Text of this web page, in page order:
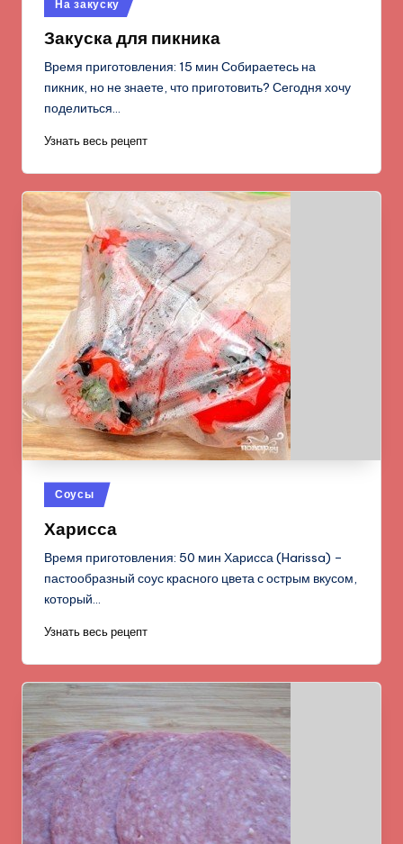
в
На закуску
Закуска для пикника
Время приготовления: 15 мин Собираетесь на
пикник, но не знаете, что приготовить? Сегодня хочу
поделиться…
Узнать весь рецепт
Опубликовано
в
Соусы
Харисса
Время приготовления: 50 мин Харисса (Harissa) –
пастообразный соус красного цвета с острым вкусом,
который…
Узнать весь рецепт